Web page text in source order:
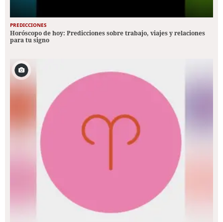
PREDICCIONES
Horóscopo de hoy: Predicciones sobre trabajo, viajes y relaciones
para tu signo